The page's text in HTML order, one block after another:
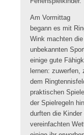
Am Vormittag
begann es mit
Wink machten
unbekannten
einige gute
lernen:
dem
praktischen
der Spielregeln
durften die
vereinfachten